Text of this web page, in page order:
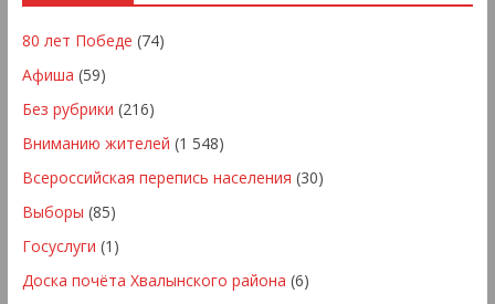
80 лет Победе (74)
Афиша (59)
Без рубрики (216)
Вниманию жителей (1 548)
Всероссийская перепись населения (30)
Выборы (85)
Госуслуги (1)
Доска почёта Хвалынского района (6)